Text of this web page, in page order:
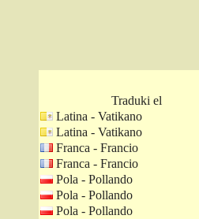
Traduki el
Latina - Vatikano
Latina - Vatikano
Franca - Francio
Franca - Francio
Pola - Pollando
Pola - Pollando
Pola - Pollando